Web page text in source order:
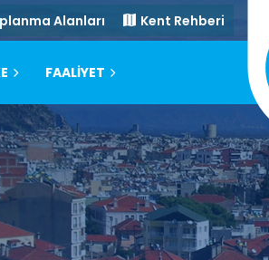
Alanları Kent Rehberi
FAALİYET